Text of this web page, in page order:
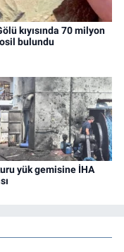
kıyısında 70 milyon
bulundu
yük gemisine İHA